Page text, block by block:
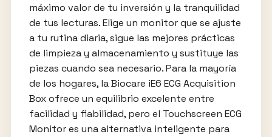
máximo valor de tu inversión y la tranquilidad
de tus lecturas. Elige un monitor que se ajuste
a tu rutina diaria, sigue las mejores prácticas
de limpieza y almacenamiento y sustituye las
piezas cuando sea necesario. Para la mayoría
de los hogares, la Biocare iE6 ECG Acquisition
Box ofrece un equilibrio excelente entre
facilidad y fiabilidad, pero el Touchscreen ECG
Monitor es una alternativa inteligente para